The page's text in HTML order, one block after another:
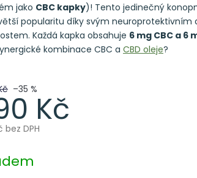
–35 %Kč
bez DPH
jako CBC kapky)! Tento jedinečný
popularitu díky svým neuroprotektivním
Každá kapka obsahuje 6 mg CBC a 6
kombinace CBC a CBD oleje?